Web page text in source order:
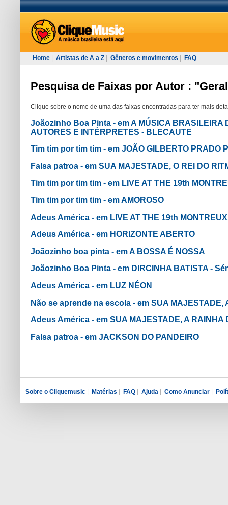
Home Artistas de A a Z Gêneros e movimentos FAQ
Pesquisa de Faixas por Autor :
Clique sobre o nome de uma das faixas encontradas para ter mais
Joãozinho Boa Pinta - em A MÚSICA BRASILEIRA
AUTORES E INTÉRPRETES - BLECAUTE
Tim tim por tim tim - em JOÃO GILBERTO PRADO
Falsa patroa - em SUA MAJESTADE, O REI DO
Tim tim por tim tim - em LIVE AT THE 19th
Tim tim por tim tim - em AMOROSO
Adeus América - em LIVE AT THE 19th
Adeus América - em HORIZONTE ABERTO
Joãozinho boa pinta - em A BOSSA É NOSSA
Joãozinho Boa Pinta - em DIRCINHA BATISTA -
Adeus América - em LUZ NÉON
Não se aprende na escola - em SUA MAJESTADE,
Adeus América - em SUA MAJESTADE, A RAINHA
Falsa patroa - em JACKSON DO PANDEIRO
Sobre o Cliquemusic | Matérias | FAQ | Ajuda | Como Anunciar |